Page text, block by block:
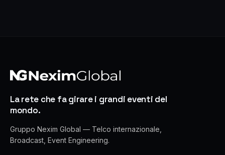
La rete che fa girare i grandi eventi del
mondo.
Gruppo Nexim Global — Telco internazionale,
Broadcast, Event Engineering.